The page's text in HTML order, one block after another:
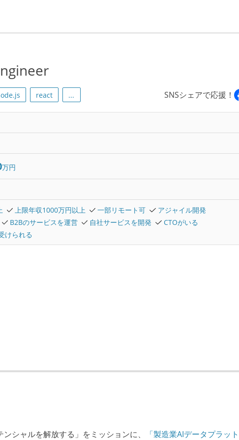
react ... SNSシェアで応援！
万円
上限年収1000万円以上 一部リモート可
アジャイル開発
B2Bのサービスを運営 自社サービスを開発
CTOがいる
けられる
シャルを解放する」をミッションに、 「製造業AIデータプラッ